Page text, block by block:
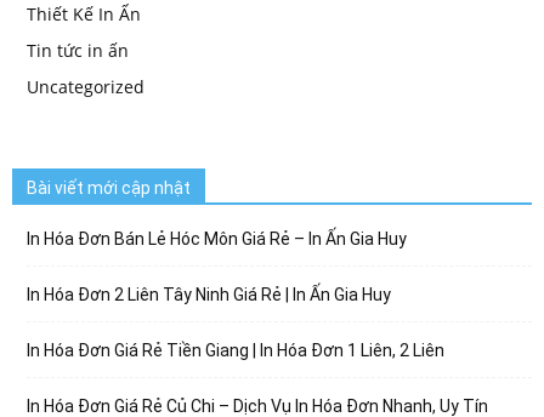
Thiết Kế In Ấn
Tin tức in ấn
Uncategorized
Bài viết mới cập nhật
In Hóa Đơn Bán Lẻ Hóc Môn Giá Rẻ – In Ấn Gia Huy
In Hóa Đơn 2 Liên Tây Ninh Giá Rẻ | In Ấn Gia Huy
In Hóa Đơn Giá Rẻ Tiền Giang | In Hóa Đơn 1 Liên, 2 Liên
In Hóa Đơn Giá Rẻ Củ Chi – Dịch Vụ In Hóa Đơn Nhanh, Uy Tín